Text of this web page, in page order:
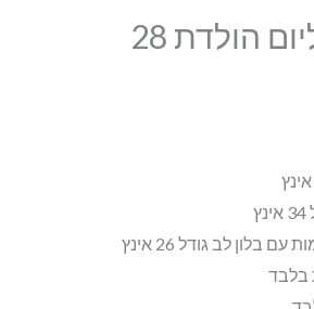
הולדת 28
בלון לב גודל 26 אינץ